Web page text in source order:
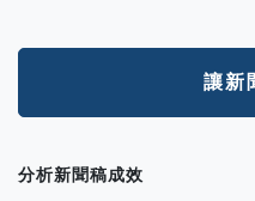
讓新
分析新聞稿成效